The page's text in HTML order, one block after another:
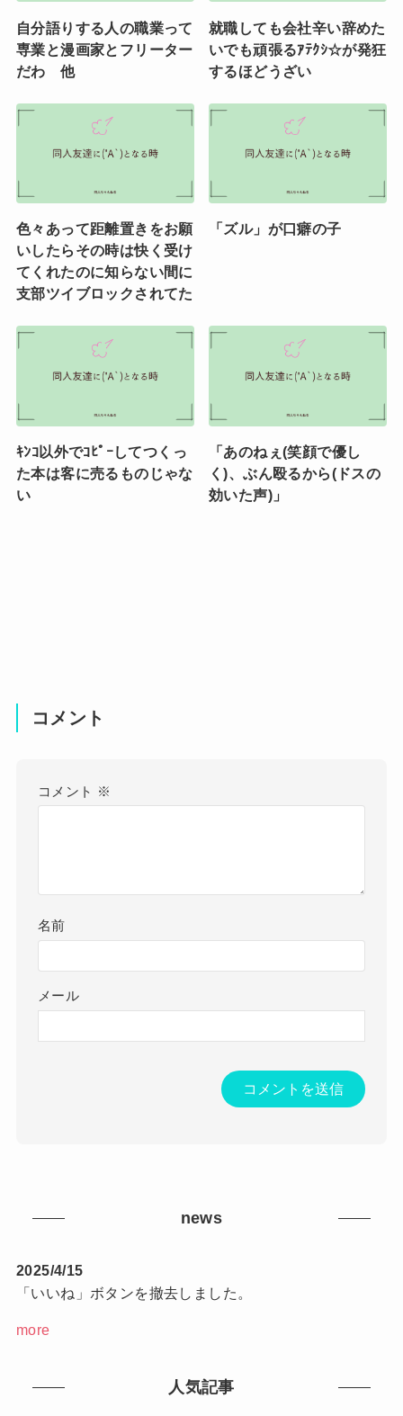
自分語りする人の職業って
専業と漫画家とフリーター
だわ 他
就職しても会社辛い辞めた
いでも頑張るｱﾃｸｼ☆が発狂
するほどうざい
色々あって距離置きをお願
いしたらその時は快く受け
てくれたのに知らない間に
支部ツイブロックされてた
「ズル」が口癖の子
ｷﾝｺ以外でｺﾋﾟｰしてつくっ
た本は客に売るものじゃな
い
「あのねぇ(笑顔で優し
く)、ぶん殴るから(ドスの
効いた声)」
コメント
コメント ※
名前
メール
news
2025/4/15
「いいね」ボタンを撤去しました。
more
人気記事